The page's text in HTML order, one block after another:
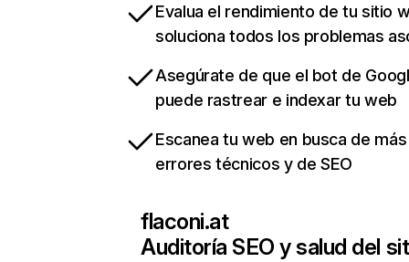
Evalua el rendimiento de tu sitio
soluciona todos los problemas
Asegúrate de que el bot de
puede rastrear e indexar tu web
Escanea tu web en busca de
errores técnicos y de SEO
flaconi.at
Auditoría SEO y salud del